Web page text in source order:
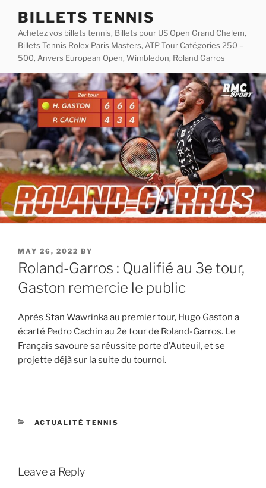
content
BILLETS TENNIS
Achetez vos billets tennis, Billets pour US Open Grand Chelem,
Billets Tennis Rolex Paris Masters, ATP Tour Catégories 250 –
500, Anvers European Open, Wimbledon, Roland Garros
POSTED
ON
MAY 26, 2022 BY
Roland-Garros : Qualifié au 3e tour,
Gaston remercie le public
Après Stan Wawrinka au premier tour, Hugo Gaston a
écarté Pedro Cachin au 2e tour de Roland-Garros. Le
Français savoure sa réussite porte d’Auteuil, et se
projette déjà sur la suite du tournoi.
CATEGORIES
ACTUALITÉ TENNIS
Leave a Reply